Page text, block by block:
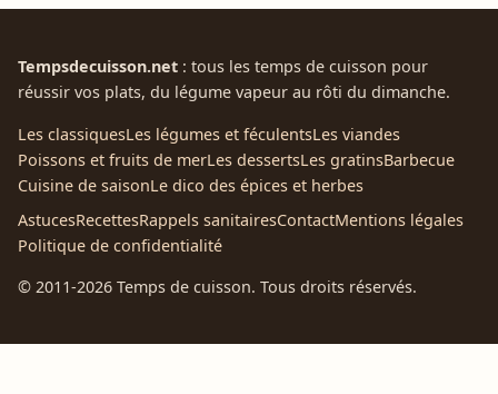
Tempsdecuisson.net : tous les temps de cuisson pour
réussir vos plats, du légume vapeur au rôti du dimanche.
Les classiquesLes légumes et féculentsLes viandes
Poissons et fruits de merLes dessertsLes gratinsBarbecue
Cuisine de saisonLe dico des épices et herbes
AstucesRecettesRappels sanitairesContactMentions légales
Politique de confidentialité
© 2011-2026 Temps de cuisson. Tous droits réservés.